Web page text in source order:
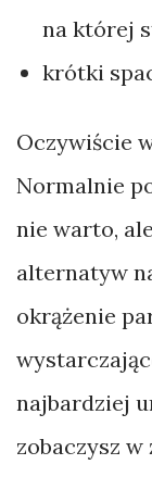
na której
krótki
Oczywiście
Normalnie
nie warto,
alternatyw
okrążenie
najbardziej
zobaczysz w